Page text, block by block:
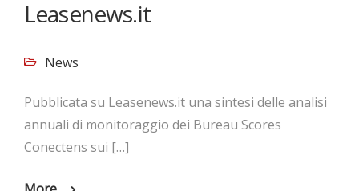
Leasenews.it
News
Pubblicata su Leasenews.it una sintesi delle analisi
annuali di monitoraggio dei Bureau Scores
Conectens sui […]